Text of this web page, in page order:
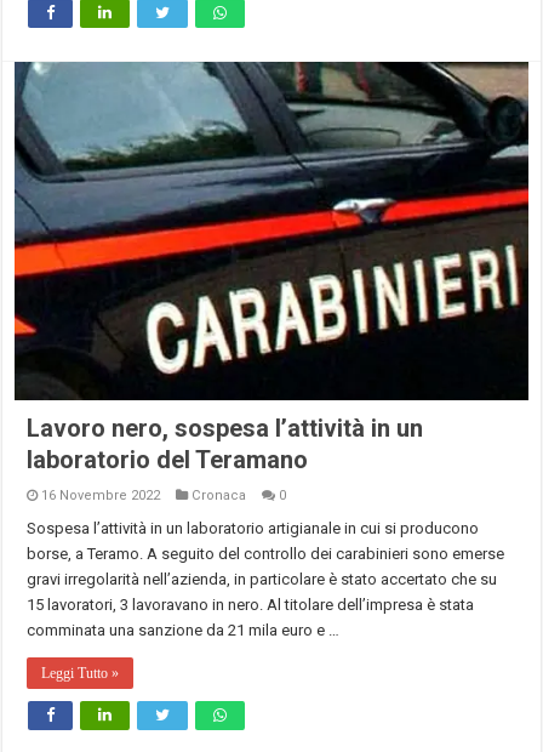
Lavoro nero, sospesa l’attività in un
laboratorio del Teramano
16 Novembre 2022 Cronaca 0
Sospesa l’attività in un laboratorio artigianale in cui si producono
borse, a Teramo. A seguito del controllo dei carabinieri sono emerse
gravi irregolarità nell’azienda, in particolare è stato accertato che su
15 lavoratori, 3 lavoravano in nero. Al titolare dell’impresa è stata
comminata una sanzione da 21 mila euro e …
Leggi Tutto »